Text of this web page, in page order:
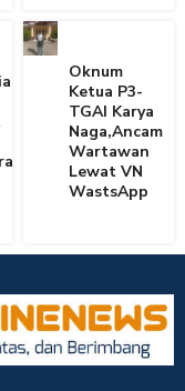
Oknum
Ketua P3-
TGAI Karya
Naga,Ancam
Wartawan
Lewat VN
WastsApp